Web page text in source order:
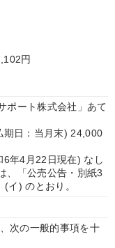
円
ポート株式会社」あて
期日：当月末) 24,000
年4月22日現在) なし
、「公売公告・別紙3
イ) のとおり。
次の一般的事項を十